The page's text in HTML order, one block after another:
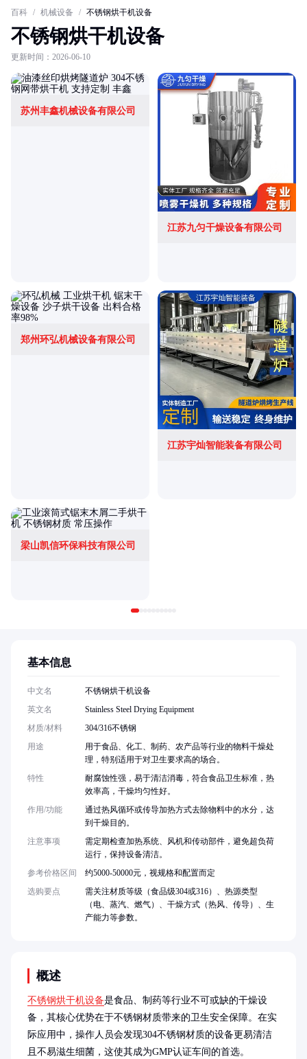
百科 / 机械设备 / 不锈钢烘干机设备
不锈钢烘干机设备
更新时间：2026-06-10
苏州丰鑫机械设备有限公司
江苏九匀干燥设备有限公司
郑州环弘机械设备有限公司
江苏宇灿智能装备有限公司
梁山凯信环保科技有限公司
概述
不锈钢烘干机设备是食品、制药等行业不可或缺的干燥设
备，其核心优势在于不锈钢材质带来的卫生安全保障。在实
际应用中，操作人员会发现304不锈钢材质的设备更易清洁
且不易滋生细菌，这使其成为GMP认证车间的首选。
基本信息
中文名
不锈钢烘干机设备
英文名
Stainless Steel Drying Equipment
材质/材料
304/316不锈钢
用途
用于食品、化工、制药、农产品等行业的物料干燥处
理，特别适用于对卫生要求高的场合。
特性
耐腐蚀性强，易于清洁消毒，符合食品卫生标准，热
效率高，干燥均匀性好。
作用/功能
通过热风循环或传导加热方式去除物料中的水分，达
到干燥目的。
注意事项
需定期检查加热系统、风机和传动部件，避免超负荷
运行，保持设备清洁。
参考价格区间
约5000-50000元，视规格和配置而定
选购要点
需关注材质等级（食品级304或316）、热源类型
（电、蒸汽、燃气）、干燥方式（热风、传导）、生
产能力等参数。